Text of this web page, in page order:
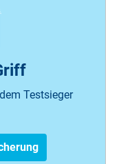
Testsieger